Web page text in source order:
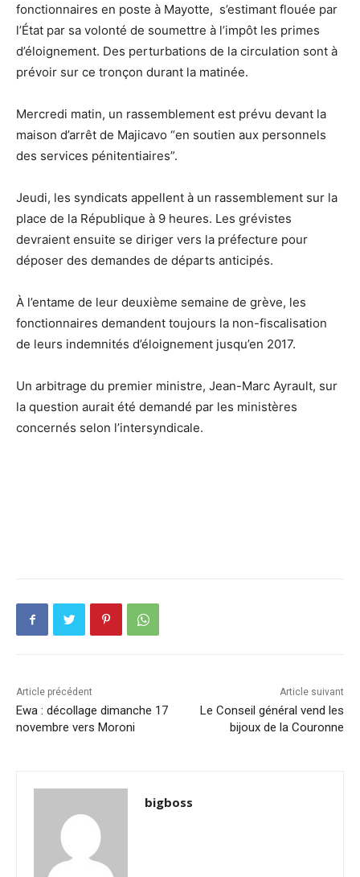
fonctionnaires en poste à Mayotte, s’estimant flouée par
l’État par sa volonté de soumettre à l’impôt les primes
d’éloignement. Des perturbations de la circulation sont à
prévoir sur ce tronçon durant la matinée.
Mercredi matin, un rassemblement est prévu devant la
maison d’arrêt de Majicavo “en soutien aux personnels
des services pénitentiaires”.
Jeudi, les syndicats appellent à un rassemblement sur la
place de la République à 9 heures. Les grévistes
devraient ensuite se diriger vers la préfecture pour
déposer des demandes de départs anticipés.
À l’entame de leur deuxième semaine de grève, les
fonctionnaires demandent toujours la non-fiscalisation
de leurs indemnités d’éloignement jusqu’en 2017.
Un arbitrage du premier ministre, Jean-Marc Ayrault, sur
la question aurait été demandé par les ministères
concernés selon l’intersyndicale.
Article précédent
Ewa : décollage dimanche 17
novembre vers Moroni
Article suivant
Le Conseil général vend les
bijoux de la Couronne
bigboss